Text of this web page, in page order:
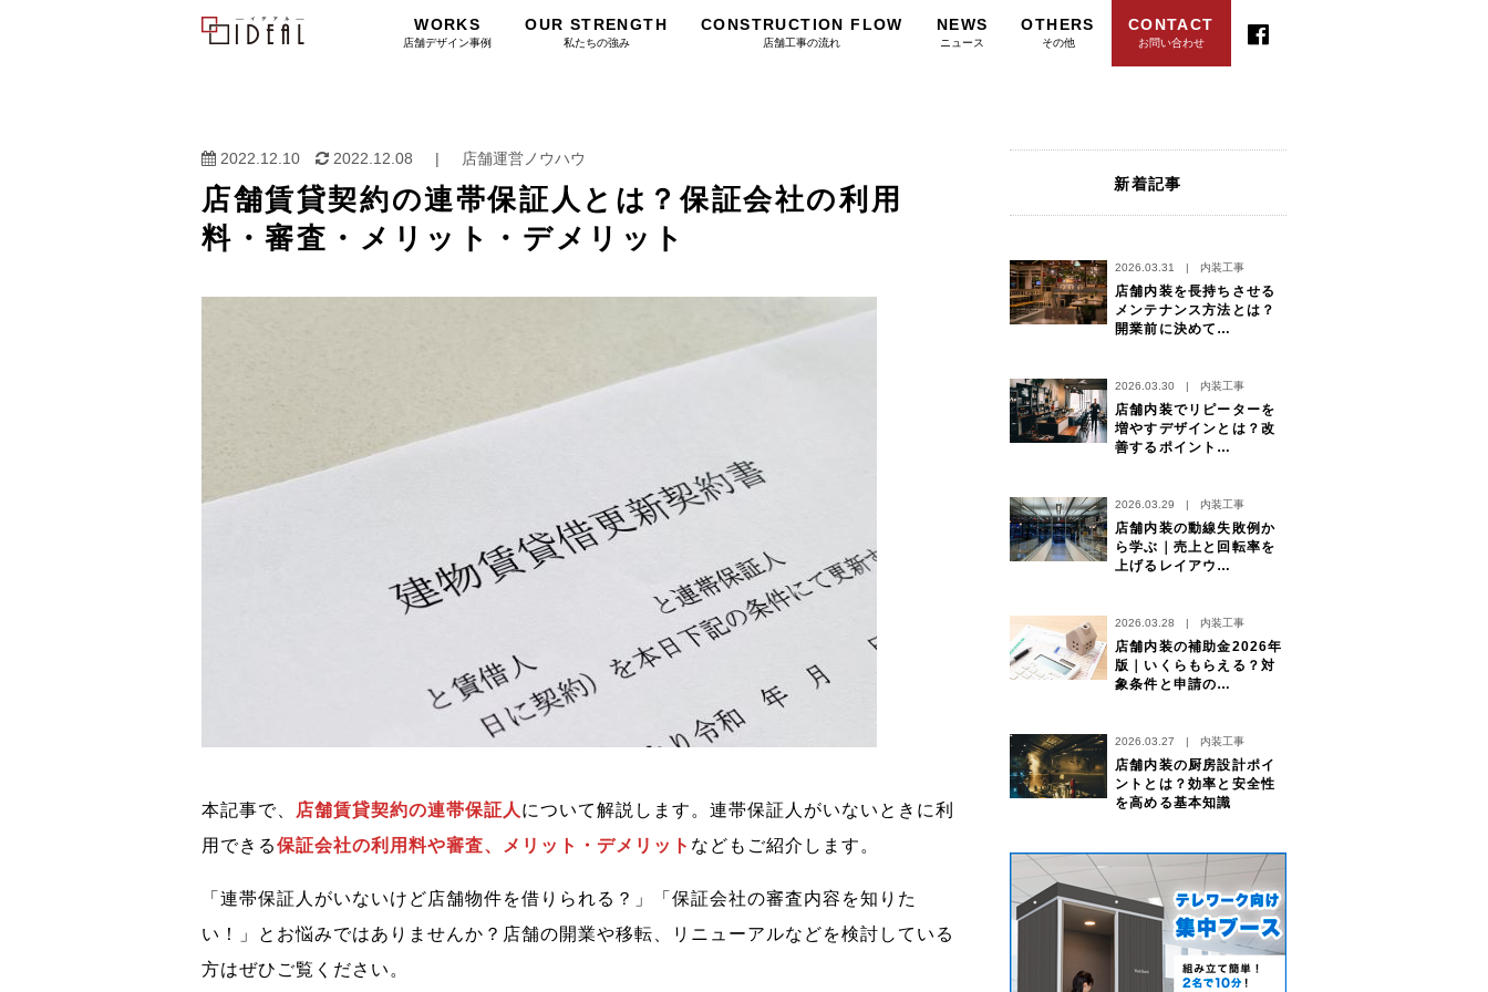
WORKS
店舗デザイン事例
OUR STRENGTH
私たちの強み
CONSTRUCTION FLOW
店舗工事の流れ
NEWS
ニュース
OTHERS
その他
CONTACT
お問い合わせ
2022.12.10 2022.12.08 | 店舗運営ノウハウ
店舗賃貸契約の連帯保証人とは？保証会社の利用
料・審査・メリット・デメリット
本記事で、 店舗賃貸契約の連帯保証人 について解説します。連帯保証人がいないときに利
用できる保証会社の利用料や審査、メリット・デメリット などもご紹介します。
「連帯保証人がいないけど店舗物件を借りられる？」「保証会社の審査内容を知りた
い！」とお悩みではありませんか？店舗の開業や移転、リニューアルなどを検討している
方はぜひご覧ください。
新着記事
2026.03.31 | 内装工事
店舗内装を長持ちさせる
メンテナンス方法とは？
開業前に決めて…
2026.03.30 | 内装工事
店舗内装でリピーターを
増やすデザインとは？改
善するポイント…
2026.03.29 | 内装工事
店舗内装の動線失敗例か
ら学ぶ｜売上と回転率を
上げるレイアウ…
2026.03.28 | 内装工事
店舗内装の補助金2026年
版｜いくらもらえる？対
象条件と申請の…
2026.03.27 | 内装工事
店舗内装の厨房設計ポイ
ントとは？効率と安全性
を高める基本知識